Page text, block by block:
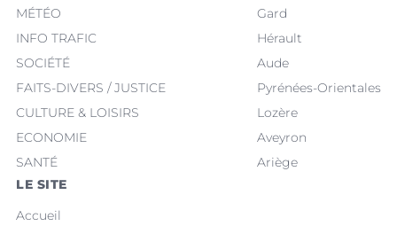
MÉTÉO
INFO TRAFIC
SOCIÉTÉ
FAITS-DIVERS / JUSTICE
CULTURE & LOISIRS
ECONOMIE
SANTÉ
Gard
Hérault
Aude
Pyrénées-Orientales
Lozère
Aveyron
Ariège
LE SITE
Accueil